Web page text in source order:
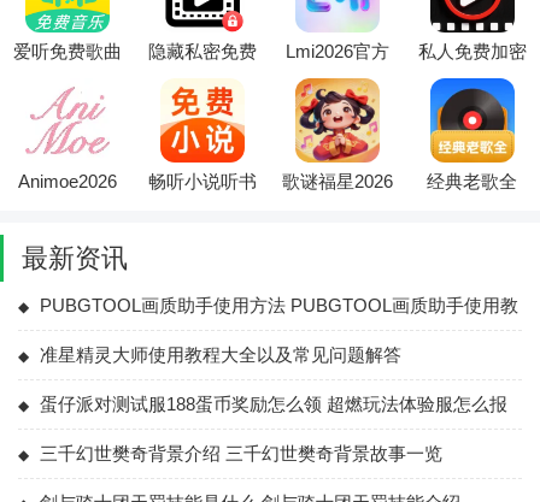
爱听免费歌曲
件)
隐藏私密免费
播放器最新手
机版
Lmi2026官方
最新版本
私人免费加密
播放器2026最
新版本
Animoe2026
畅听小说听书
歌谜福星2026
经典老歌全
最新资讯
PUBGTOOL画质助手使用方法 PUBGTOOL画质助手使用教
程大全
准星精灵大师使用教程大全以及常见问题解答
蛋仔派对测试服188蛋币奖励怎么领 超燃玩法体验服怎么报
名
三千幻世樊奇背景介绍 三千幻世樊奇背景故事一览